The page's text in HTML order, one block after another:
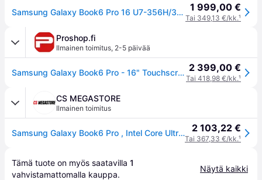
Samsung Galaxy Book6 Pro 16 U7-356H/32/1024/OLED/WPRO 16" Copilot+ PC 1 999,00 €
Tai 349,13 €/kk.¹
Proshop.fi
Ilmainen toimitus, 2-5 päivää
Samsung Galaxy Book6 Pro - 16" Touchscreen | Core Ultra 7 | 32GB | 1TB 2 399,00 €
Tai 418,98 €/kk.¹
CS MEGASTORE
Ilmainen toimitus
Samsung Galaxy Book6 Pro , Intel Core Ultra 7, 40,6 cm (16), 2880 x 1800 pikseliä, 32 GB, 1 TB, Windows 11 Pro 2 103,22 €
Tai 367,33 €/kk.¹
Tämä tuote on myös saatavilla 1
vahvistamattomalla kauppa.
Näytä kaikki